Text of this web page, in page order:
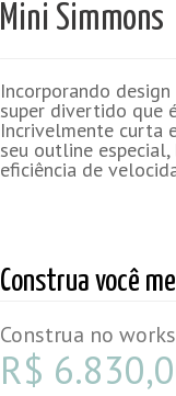
Mini Simmons
Incorporando
super divertido que
Incrivelmente curta
seu outline
eficiência de
Construa você
Construa no
R$